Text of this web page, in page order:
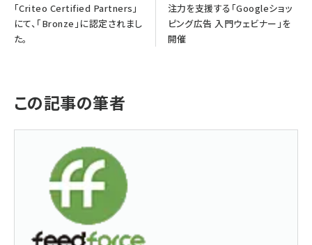
「Criteo Certified Partners」
にて、「Bronze」に認定されまし
た。
注力を支援する「Googleショッ
ピング広告 入門ウェビナー」を
開催
この記事の筆者